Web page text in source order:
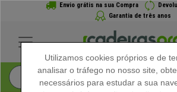
Envio grátis na sua Compra
Garantia de três anos
Utilizamos cookies próprios e de
analisar o tráfego no nosso site,
necessários para estudar a sua